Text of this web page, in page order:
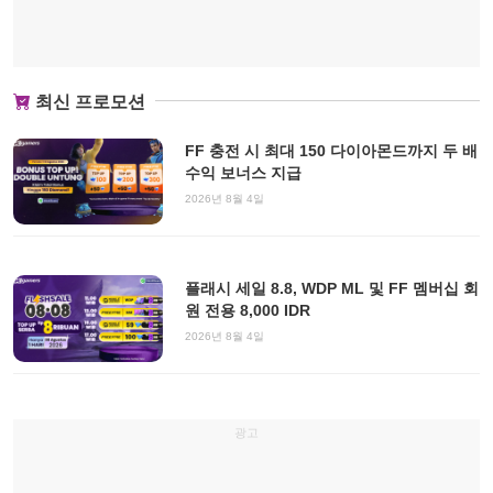
최신 프로모션
FF 충전 시 최대 150 다이아몬드까지 두 배
수익 보너스 지급
2026년 8월 4일
플래시 세일 8.8, WDP ML 및 FF 멤버십 회
원 전용 8,000 IDR
2026년 8월 4일
광고